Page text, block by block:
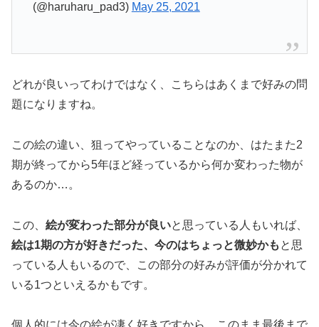
(@haruharu_pad3) May 25, 2021
どれが良いってわけではなく、こちらはあくまで好みの問
題になりますね。
この絵の違い、狙ってやっていることなのか、はたまた2
期が終ってから5年ほど経っているから何か変わった物が
あるのか…。
この、 絵が変わった部分が良いと思っている人もいれば、
絵は1期の方が好きだった、今のはちょっと微妙かも と思
っている人もいるので、この部分の好みが評価が分かれて
いる1つといえるかもです。